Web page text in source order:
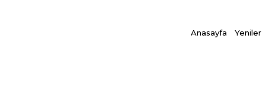
Anasayfa Yeniler